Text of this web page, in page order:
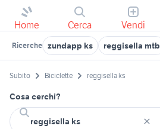
Home Cerca Vendi
Ricerche zundapp ks reggisella mtb
Subito Biciclette reggisella ks
Cosa cerchi?